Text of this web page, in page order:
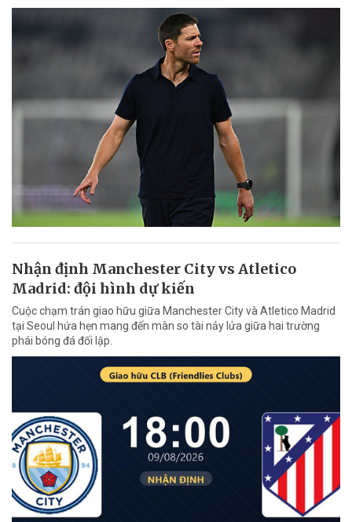
Nhận định Manchester City vs Atletico
Madrid: đội hình dự kiến
Cuộc chạm trán giao hữu giữa Manchester City và Atletico Madrid
tại Seoul hứa hẹn mang đến màn so tài nảy lửa giữa hai trường
phái bóng đá đối lập.